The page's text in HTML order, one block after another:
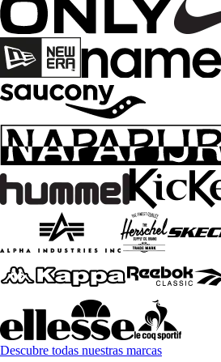
Descubre todas nuestras marcas